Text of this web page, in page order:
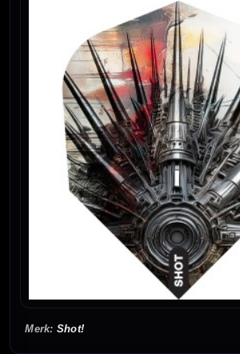
Shot!